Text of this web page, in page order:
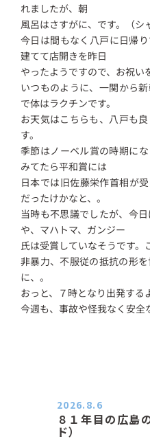
れましたが、朝
風呂はさすがに、です。（シ
今日は間もなく八戸に日帰
建てて店開きを昨日
やったようですので、お祝い
いつものように、一関から
で体はラクチンです。
お天気はこちらも、八戸も
す。
季節はノーベル賞の時期に
みてたら平和賞には
日本では旧佐藤栄作首相が
だったけかなと、。
当時も不思議でしたが、今
や、マハトマ、ガンジー
氏は受賞していなそうです。
非暴力、不服従の抵抗の形
に、。
おっと、７時となり出発する
今週も、事故や怪我なく安全
８１年目の広島
ド）
2026.8.6